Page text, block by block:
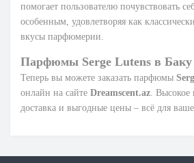
помогает пользователю почувствовать
особенным, удовлетворяя как
вкусы парфюмерии.
Парфюмы Serge Lutens в Баку
Теперь вы можете заказать парфюмы
онлайн на сайте Dreamscent.az . Высокое
доставка и выгодные цены – всё для